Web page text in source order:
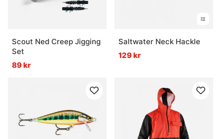
Scout Ned Creep Jigging
Set
89 kr
Saltwater Neck Hackle
129 kr